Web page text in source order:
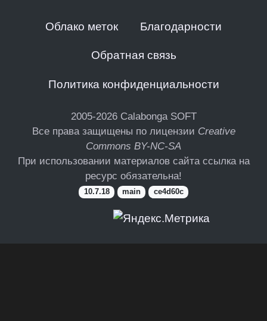
Облако меток Благодарности
Обратная связь
Политика конфиденциальности
2005-2026 Calabonga SOFT
Все права защищены по лицензии Creative
Commons BY-NC-SA
При использовании материалов сайта ссылка на
ресурс обязательна!
10.7.18 main ce4d60c